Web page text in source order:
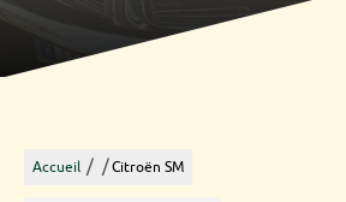
Accueil / /Citroën SM